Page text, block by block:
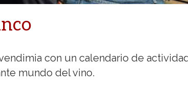
con un calendario de
mundo del vino.